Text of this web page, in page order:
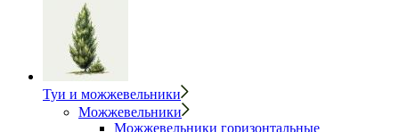
Туи и можжевельники
Можжевельники
Можжевельники горизонтальные